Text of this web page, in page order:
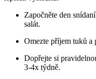
Započněte den
salát.
Omezte příjem tuků a
Dopřejte si
3-4x týdně.